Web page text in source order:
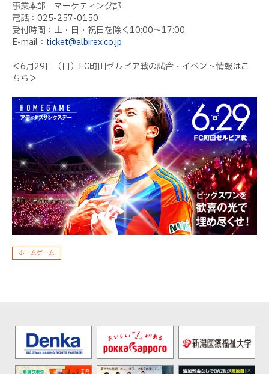
事業本部 マーケティング部
電話：025-257-0150
受付時間：土・日・祝日を除く10:00〜17:00
E-mail： ticket@albirex.co.jp
＜6月29日（日）FC町田ゼルビア戦の試合・イベント情報はこ
ちら＞
ホームゲーム